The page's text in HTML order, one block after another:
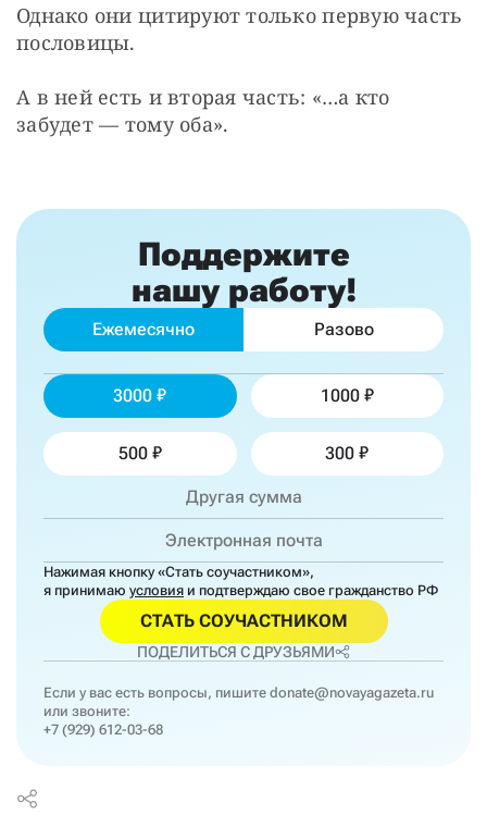
Однако они цитируют только первую часть
пословицы.
А в ней есть и вторая часть: «…а кто
забудет — тому оба».
Поддержите
нашу работу!
Ежемесячно Разово
3000 1000
500 300
Нажимая кнопку «Стать соучастником»,
я принимаю условия и подтверждаю свое гражданство РФ
СТАТЬ СОУЧАСТНИКОМ
ПОДЕЛИТЬСЯ С ДРУЗЬЯМИ
Если у вас есть вопросы, пишите donate@novayagazeta.ru
или звоните:
+7 (929) 612-03-68